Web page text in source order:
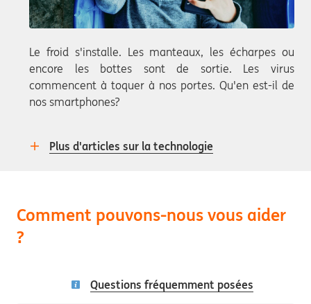
Le froid s'installe. Les manteaux, les écharpes ou
encore les bottes sont de sortie. Les virus
commencent à toquer à nos portes. Qu'en est-il de
nos smartphones?
Plus d'articles sur la technologie
Comment pouvons-nous vous aider
?
Questions fréquemment posées